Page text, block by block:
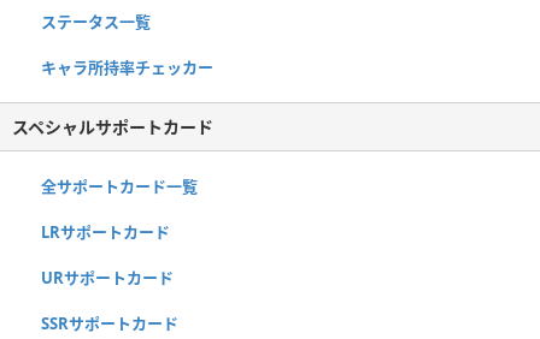
ステータス一覧
キャラ所持率チェッカー
スペシャルサポートカード
全サポートカード一覧
LRサポートカード
URサポートカード
SSRサポートカード